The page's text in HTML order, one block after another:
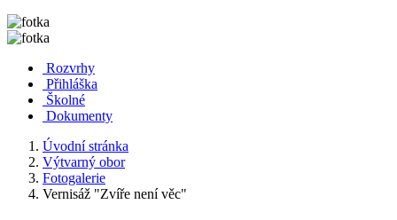
Rozvrhy
Přihláška
Školné
Dokumenty
Úvodní stránka
Výtvarný obor
Fotogalerie
Vernisáž "Zvíře není věc"